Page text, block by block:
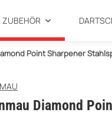
ZUBEHÖR
Point Sharpener
Diamond